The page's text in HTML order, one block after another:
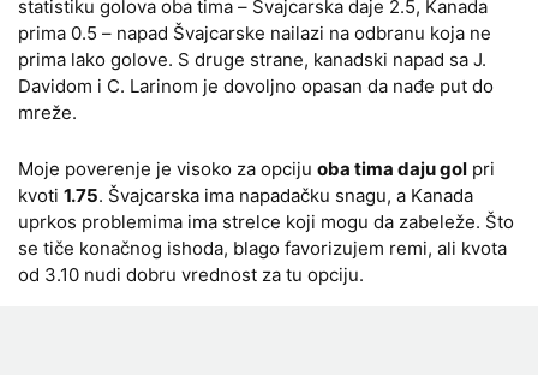
statistiku golova oba tima – Švajcarska daje 2.5, Kanada
prima 0.5 – napad Švajcarske nailazi na odbranu koja ne
prima lako golove. S druge strane, kanadski napad sa J.
Davidom i C. Larinom je dovoljno opasan da nađe put do
mreže.
Moje poverenje je visoko za opciju oba tima daju gol pri
kvoti 1.75. Švajcarska ima napadačku snagu, a Kanada
uprkos problemima ima strelce koji mogu da zabeleže. Što
se tiče konačnog ishoda, blago favorizujem remi, ali kvota
od 3.10 nudi dobru vrednost za tu opciju.